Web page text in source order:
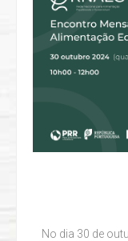
No dia 30 de